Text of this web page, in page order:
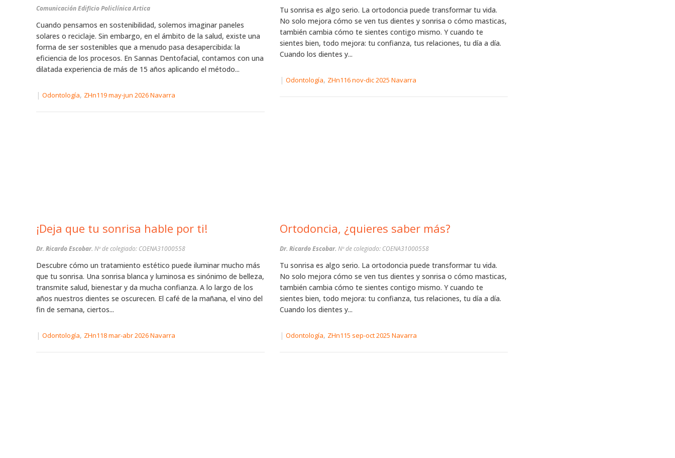
Comunicación Edificio Policlínica Artica
Cuando pensamos en sostenibilidad, solemos imaginar paneles
solares o reciclaje. Sin embargo, en el ámbito de la salud, existe una
forma de ser sostenibles que a menudo pasa desapercibida: la
eficiencia de los procesos. En Sannas Dentofacial, contamos con una
dilatada experiencia de más de 15 años aplicando el método...
| Odontología, ZHn119 may-jun 2026 Navarra
¡Deja que tu sonrisa hable por ti!
Dr. Ricardo Escobar. Nº de colegiado: COENA31000558
Descubre cómo un tratamiento estético puede iluminar mucho más
que tu sonrisa. Una sonrisa blanca y luminosa es sinónimo de belleza,
transmite salud, bienestar y da mucha confianza. A lo largo de los
años nuestros dientes se oscurecen. El café de la mañana, el vino del
fin de semana, ciertos...
| Odontología, ZHn118 mar-abr 2026 Navarra
Tu sonrisa es algo serio. La ortodoncia puede transformar tu vida.
No solo mejora cómo se ven tus dientes y sonrisa o cómo masticas,
también cambia cómo te sientes contigo mismo. Y cuando te
sientes bien, todo mejora: tu confianza, tus relaciones, tu día a día.
Cuando los dientes y...
| Odontología, ZHn116 nov-dic 2025 Navarra
Ortodoncia, ¿quieres saber más?
Dr. Ricardo Escobar. Nº de colegiado: COENA31000558
Tu sonrisa es algo serio. La ortodoncia puede transformar tu vida.
No solo mejora cómo se ven tus dientes y sonrisa o cómo masticas,
también cambia cómo te sientes contigo mismo. Y cuando te
sientes bien, todo mejora: tu confianza, tus relaciones, tu día a día.
Cuando los dientes y...
| Odontología, ZHn115 sep-oct 2025 Navarra